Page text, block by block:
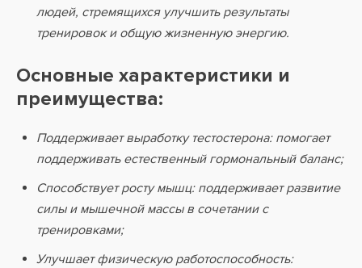
людей, стремящихся улучшить результаты
тренировок и общую жизненную энергию.
Основные характеристики и
преимущества:
Поддерживает выработку тестостерона: помогает
поддерживать естественный гормональный баланс;
Способствует росту мышц: поддерживает развитие
силы и мышечной массы в сочетании с
тренировками;
Улучшает физическую работоспособность: